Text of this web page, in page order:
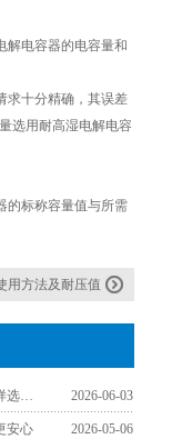
电容器的电容量和
十分精确，其误差
选用耐高湿电解电容
标称容量值与所需
用方法及耐压值
工程师视角下的村田代理商选择逻辑，这样选少走弯路 2026-06-03
安心 2026-05-06